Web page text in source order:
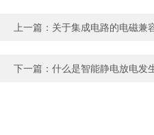
上一篇： 关于集成电路的电磁兼
下一篇： 什么是智能静电放电发